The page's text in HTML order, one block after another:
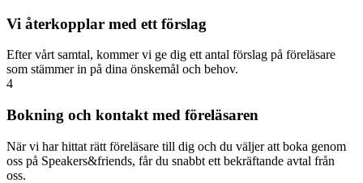
Vi återkopplar med ett förslag
Efter vårt samtal, kommer vi ge dig ett antal förslag på föreläsare
som stämmer in på dina önskemål och behov.
4
Bokning och kontakt med föreläsaren
När vi har hittat rätt föreläsare till dig och du väljer att boka genom
oss på Speakers&friends, får du snabbt ett bekräftande avtal från
oss.